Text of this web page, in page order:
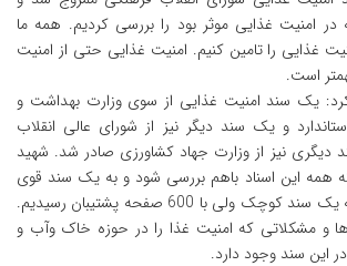
امنیت غذایی موثر بود را بررسی کردیم. همه ما
غذایی را تامین کنیم. امنیت غذایی حتی از امنیت
است.
یک سند امنیت غذایی از سوی وزارت بهداشت و
و یک سند دیگر نیز از شورای عالی انقلاب
نیز از وزارت جهاد کشاورزی صادر شد. شهید
همه این اسناد باهم بررسی شود و به یک سند قوی
برسیم. در این زمینه به یک سند کوچک ولی با 600 صفحه پشتیبان رسیدیم.
مشکلاتی که امنیت غذا را در حوزه خاک وآب و
این سند وجود دارد.